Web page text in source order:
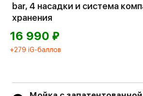
bar, 4 насадки и система
хранения
16 990 ⃏
+279 iG-баллов